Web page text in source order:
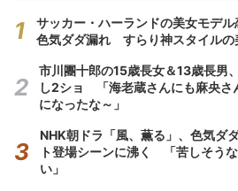
サッカー・ハーランドの美女モデ
色気ダダ漏れ すらり神スタイルの
市川團十郎の15歳長女＆13歳長男
し2ショ 「海老蔵さんにも麻央さ
になったな～」
NHK朝ドラ「風、薫る」、色気ダ
ト登場シーンに沸く 「苦しそう
い」